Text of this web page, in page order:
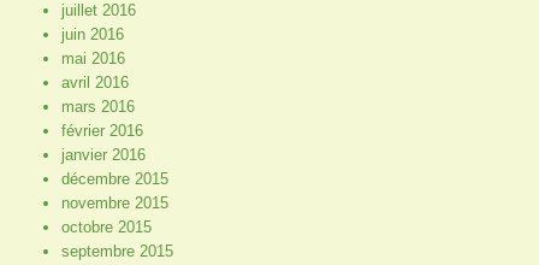
juillet 2016
juin 2016
mai 2016
avril 2016
mars 2016
février 2016
janvier 2016
décembre 2015
novembre 2015
octobre 2015
septembre 2015